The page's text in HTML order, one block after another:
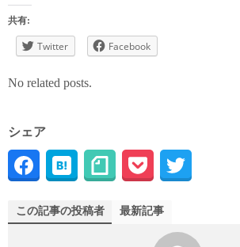
共有:
Twitter Facebook
No related posts.
シェア
この記事の投稿者 最新記事